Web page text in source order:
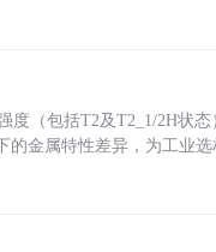
（包括T2及T2_1/2H状
金属特性差异，为工业选